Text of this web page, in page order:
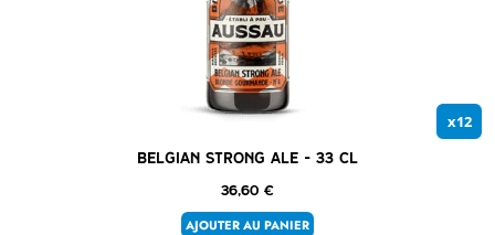
x12
Belgian Strong Ale – 33 cl
36,60 €
AJOUTER AU PANIER